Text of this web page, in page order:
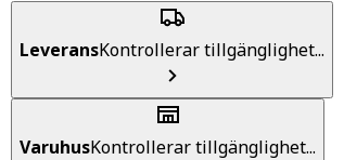
LeveransKontrollerar tillgänglighet...
VaruhusKontrollerar tillgänglighet...